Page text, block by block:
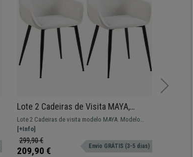
Lote 2 Cadeiras de Visita MAYA,
Estrutura em Metal Preto, Em Tecido
de Cor Nata
Lote 2 Cadeiras de visita modelo MAYA. Modelo
com estrutura em metal e extra comodidade para o
seu espaço.
[+Info]
299,90 €
209,90 € Envio GRÁTIS (3-5 dias)